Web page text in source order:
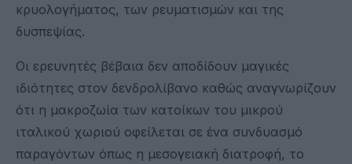
κρυολογήματος, των ρευματισμών και της
δυσπεψίας.
Οι ερευνητές βέβαια δεν αποδίδουν μαγικές
ιδιότητες στον δενδρολίβανο καθώς αναγνωρίζουν
ότι η μακροζωία των κατοίκων του μικρού
ιταλικού χωριού οφείλεται σε ένα συνδυασμό
παραγόντων όπως η μεσογειακή διατροφή, το